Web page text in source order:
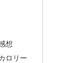
想
ロリー